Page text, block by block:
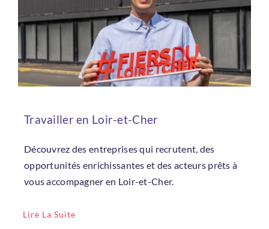
Travailler en Loir-et-Cher
Découvrez des entreprises qui recrutent, des
opportunités enrichissantes et des acteurs prêts à
vous accompagner en Loir-et-Cher.
Lire La Suite